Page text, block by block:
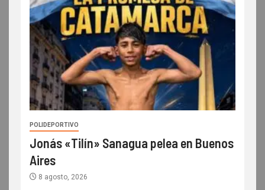
POLIDEPORTIVO
Jonás «Tilín» Sanagua pelea en Buenos
Aires
8 agosto, 2026